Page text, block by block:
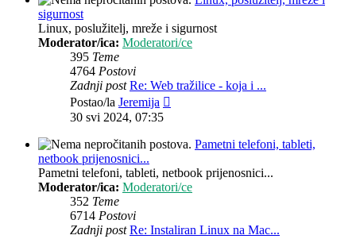
sigurnost
Linux, poslužitelj, mreže i sigurnost
Moderator/ica: Moderatori/ce
395 Teme
4764 Postovi
Zadnji post Re: Web tražilice - koja i ...
Postao/la Jeremija
30 svi 2024, 07:35
Pametni telefoni, tableti,
netbook prijenosnici...
Pametni telefoni, tableti, netbook prijenosnici...
Moderator/ica: Moderatori/ce
352 Teme
6714 Postovi
Zadnji post Re: Instaliran Linux na Mac...